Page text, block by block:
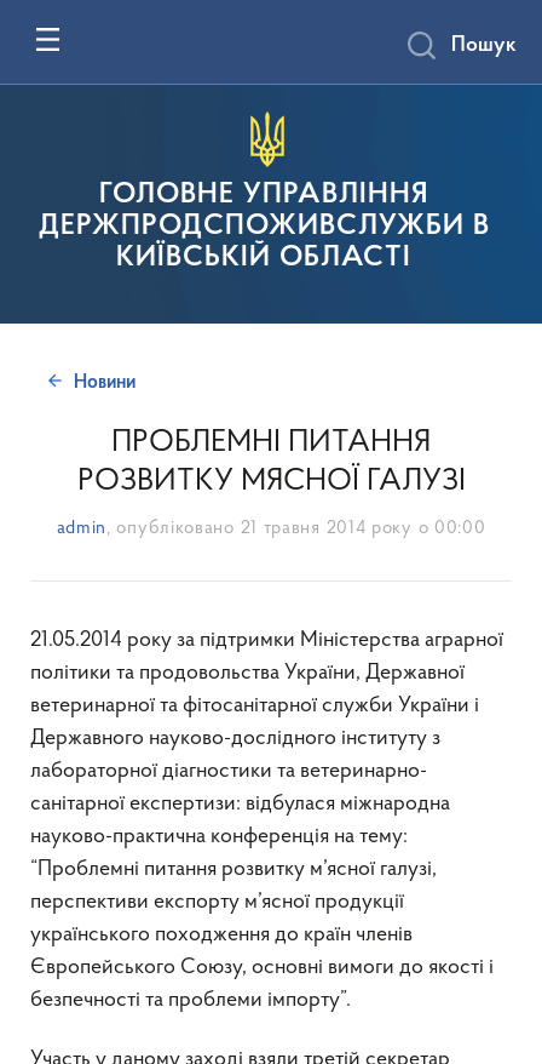
ГОЛОВНЕ УПРАВЛІННЯ
ДЕРЖПРОДСПОЖИВСЛУЖБИ В
КИЇВСЬКІЙ ОБЛАСТІ
Пошук
Новини
ПРОБЛЕМНІ ПИТАННЯ
РОЗВИТКУ МЯСНОЇ ГАЛУЗІ
admin , опубліковано 21 травня 2014 року о 00:00
21.05.2014 року за підтримки Міністерства аграрної
політики та продовольства України, Державної
ветеринарної та фітосанітарної служби України і
Державного науково-дослідного інституту з
лабораторної діагностики та ветеринарно-
санітарної експертизи: відбулася міжнародна
науково-практична конференція на тему:
“Проблемні питання розвитку м’ясної галузі,
перспективи експорту м’ясної продукції
українського походження до країн членів
Європейського Союзу, основні вимоги до якості і
безпечності та проблеми імпорту”.